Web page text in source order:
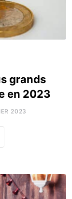
grands
en 2023
2023